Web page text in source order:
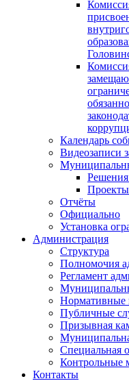
Календарь
Видеозаписи
Решения
Отчёты
Официально
Установка
Администрация
Структура
Полномочия
Регламент
Нормативные
Публичные
Призывная
Специальная
Контрольные
Контакты